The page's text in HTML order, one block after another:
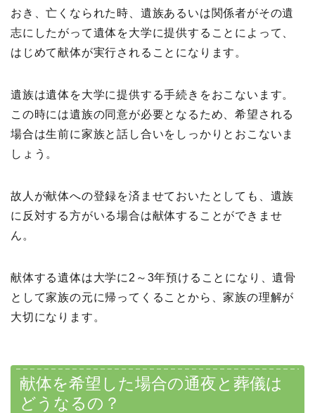
おき、亡くなられた時、遺族あるいは関係者がその遺
志にしたがって遺体を大学に提供することによって、
はじめて献体が実行されることになります。
遺族は遺体を大学に提供する手続きをおこないます。
この時には遺族の同意が必要となるため、希望される
場合は生前に家族と話し合いをしっかりとおこないま
しょう。
故人が献体への登録を済ませておいたとしても、遺族
に反対する方がいる場合は献体することができませ
ん。
献体する遺体は大学に2～3年預けることになり、遺骨
として家族の元に帰ってくることから、家族の理解が
大切になります。
献体を希望した場合の通夜と葬儀は
どうなるの？